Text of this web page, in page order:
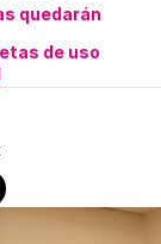
quedarán
de uso